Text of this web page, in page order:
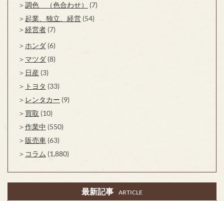
調色 （色合わせ）
(7)
起業、独立、経営 (54)
経営者 (7)
ホンダ (6)
マツダ (8)
日産 (3)
トヨタ (33)
レンタカー (9)
買取 (10)
作業中 (550)
販売車 (63)
コラム (1,880)
最新記事 ARTICLE